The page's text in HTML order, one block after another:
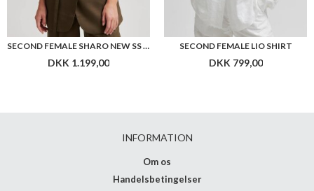
SECOND FEMALE SHARO NEW SS BLAZER
DKK 1.199,00
SECOND FEMALE LIO SHIRT
DKK 799,00
INFORMATION
Om os
Handelsbetingelser